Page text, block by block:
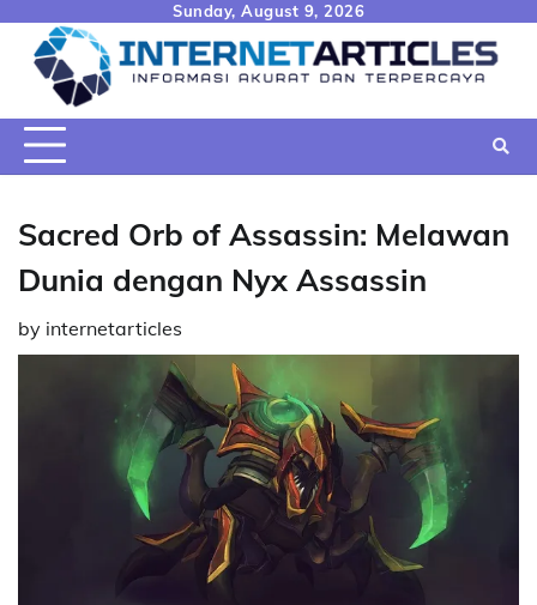
content
Sunday, August 9, 2026
Sacred Orb of Assassin: Melawan
Dunia dengan Nyx Assassin
by internetarticles